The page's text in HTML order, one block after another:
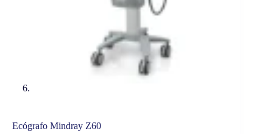
Ecógrafo Mindray Z60